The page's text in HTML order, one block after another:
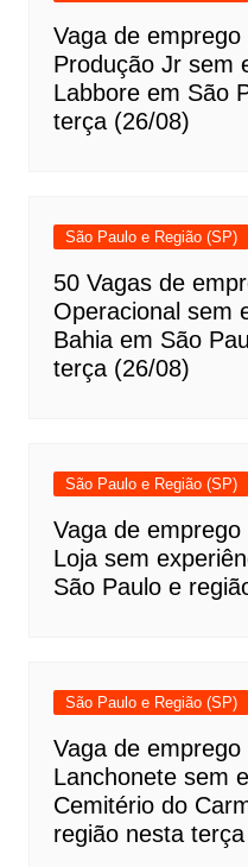
Vaga de
Produção Jr sem
Labbore em São
terça (26/08)
São Paulo e Região (SP)
50 Vagas de
Operacional sem
Bahia em São
terça (26/08)
São Paulo e Região (SP)
Vaga de
Loja sem
São Paulo e
São Paulo e Região (SP)
Vaga de
Lanchonete sem
Cemitério do
região nesta